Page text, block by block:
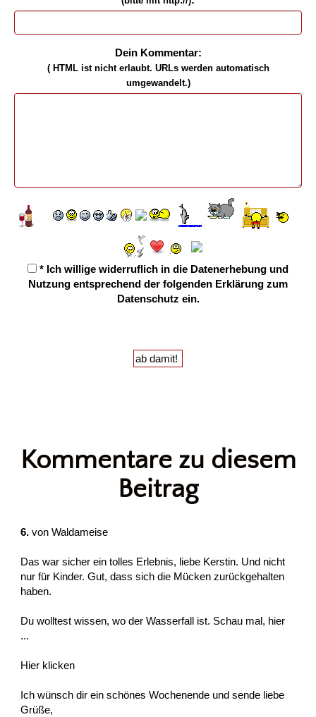
Dein Kommentar:
( HTML ist nichterlaubt. URLs werden automatisch
umgewandelt.)
* Ich willige widerruflich in die Datenerhebung und
Nutzung entsprechend der folgenden Erklärung zum
Datenschutz ein.
Kommentare zu diesem
Beitrag
6. von Waldameise
Das war sicher ein tolles Erlebnis, liebe Kerstin. Und nicht
nur für Kinder. Gut, dass sich die Mücken zurückgehalten
haben.
Du wolltest wissen, wo der Wasserfall ist. Schau mal, hier
...
Hier klicken
Ich wünsch dir ein schönes Wochenende und sende liebe
Grüße,